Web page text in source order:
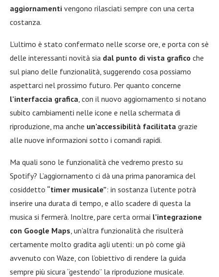
aggiornamenti vengono rilasciati sempre con una certa
costanza.
L’ultimo è stato confermato nelle scorse ore, e porta con sè
delle interessanti novità sia dal punto di vista grafico che
sul piano delle funzionalità, suggerendo cosa possiamo
aspettarci nel prossimo futuro. Per quanto concerne
l’interfaccia grafica , con il nuovo aggiornamento si notano
subito cambiamenti nelle icone e nella schermata di
riproduzione, ma anche un’accessibilità facilitata grazie
alle nuove informazioni sotto i comandi rapidi.
Ma quali sono le funzionalità che vedremo presto su
Spotify? L’aggiornamento ci dà una prima panoramica del
cosiddetto “timer musicale”: in sostanza l’utente potrà
inserire una durata di tempo, e allo scadere di questa la
musica si fermerà. Inoltre, pare certa ormai l’integrazione
con Google Maps , un’altra funzionalità che risulterà
certamente molto gradita agli utenti: un pò come già
avvenuto con Waze, con l’obiettivo di rendere la guida
sempre più sicura “gestendo” la riproduzione musicale.